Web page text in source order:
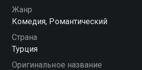
Жанр
Комедия, Романтический
Страна
Турция
Оригинальное название